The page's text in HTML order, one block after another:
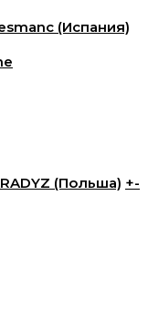
(Испания)
(Польша) +-